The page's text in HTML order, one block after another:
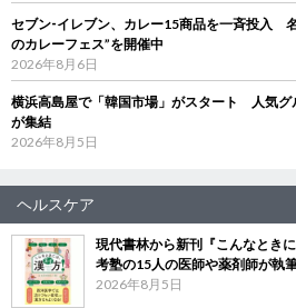
セブン‐イレブン、カレー15商品を一斉投入
のカレーフェス”を開催中
2026年8月6日
横浜高島屋で「韓国市場」がスタート 人気グ
が集結
2026年8月5日
ヘルスケア
現代書林から新刊『こんなとき
考塾の15人の医師や薬剤師が執
2026年8月5日